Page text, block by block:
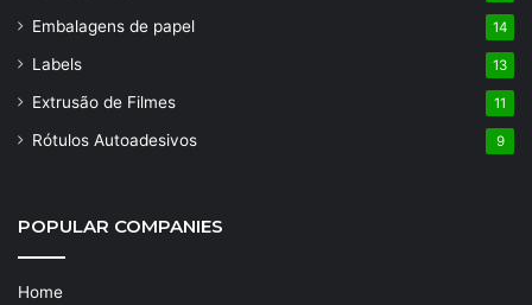
Embalagens de papel 14
Labels 13
Extrusão de Filmes 11
Rótulos Autoadesivos 9
POPULAR COMPANIES
Home